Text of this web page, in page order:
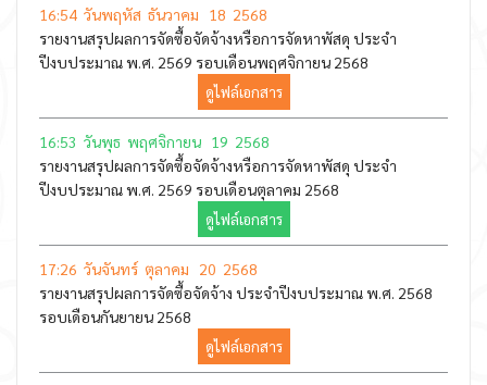
16:54 วันพฤหัส ธันวาคม 18 2568
รายงานสรุปผลการจัดซื้อจัดจ้างหรือการจัดหาพัสดุ ประจำ
ปีงบประมาณ พ.ศ. 2569 รอบเดือนพฤศจิกายน 2568
ดูไฟล์เอกสาร
16:53 วันพุธ พฤศจิกายน 19 2568
รายงานสรุปผลการจัดซื้อจัดจ้างหรือการจัดหาพัสดุ ประจำ
ปีงบประมาณ พ.ศ. 2569 รอบเดือนตุลาคม 2568
ดูไฟล์เอกสาร
17:26 วันจันทร์ ตุลาคม 20 2568
รายงานสรุปผลการจัดซื้อจัดจ้าง ประจำปีงบประมาณ พ.ศ. 2568
รอบเดือนกันยายน 2568
ดูไฟล์เอกสาร